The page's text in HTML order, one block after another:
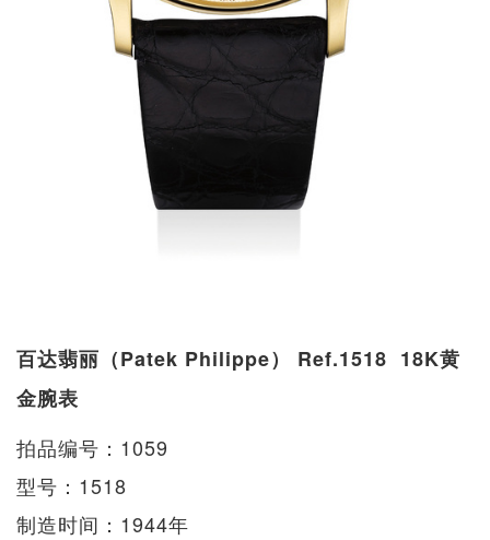
百达翡丽（Patek Philippe） Ref.1518 18K黄
金腕表
拍品编号：1059
型号：1518
制造时间：1944年